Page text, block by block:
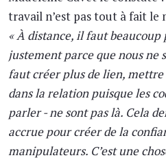
travail n’est pas tout à fait le
« À distance, il faut beaucoup
justement parce que nous ne
faut créer plus de lien,
dans la relation puisque les
parler - ne sont pas là. Cela
accrue pour créer de la
manipulateurs. C’est une